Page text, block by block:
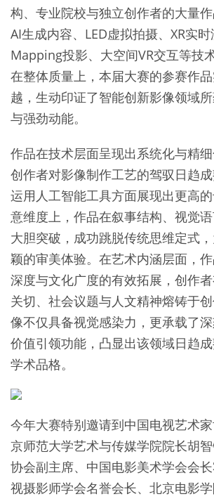
构、专业院校与独立创作者的大量
AI生成内容、LED虚拟拍摄、XR实
Mapping投影、大空间VR交互等技
在整体质量上，本届大赛的参赛作
越，生动印证了智能创新影像领域
与强劲动能。
作品在技术层面呈现出系统化与精细
创作者对影像制作工艺的驾驭日趋
运用人工智能工具方面展现出更高
意维度上，作品在叙事结构、视觉
大胆突破，成功跳脱传统思维定式
颖的审美体验。在艺术内涵层面，
深度与文化广度的有效拓展，创作
关切、社会议题与人文精神熔铸于
像不仅具备视觉感染力，更承载了
价值引领功能，凸显出该领域日趋
学术品格。
今年大赛特别邀请到中国电视艺术
京师范大学艺术与传媒学院院长胡
协会副主席、中国电影美术学会会
视摄影师学会名誉会长、北京电影学